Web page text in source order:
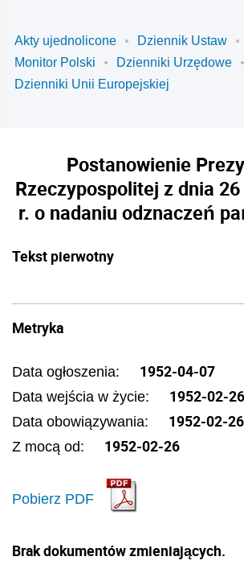
Akty ujednolicone
Dziennik Ustaw
Monitor Polski
Dzienniki Urzędowe
Dzienniki Unii Europejskiej
Postanowienie
Rzeczypospolitej z dnia
r. o nadaniu odznaczeń
Tekst pierwotny
Metryka
Data ogłoszenia: 1952-04-07
Data wejścia w życie: 1952-02-26
Data obowiązywania: 1952-02-26
Z mocą od: 1952-02-26
Pobierz PDF
Brak dokumentów zmieniających.